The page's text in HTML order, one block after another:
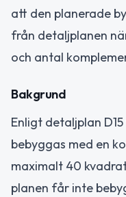
att den planerade
från detaljplanen
och antal
Bakgrund
Enligt detaljplan
bebyggas med en
maximalt 40
planen får inte